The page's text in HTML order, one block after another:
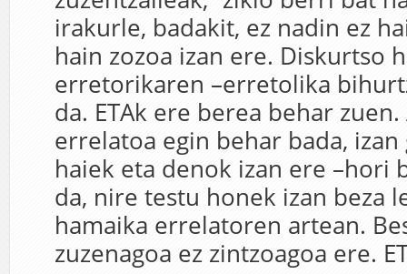
irakurle, badakit, ez nadin ez
hain zozoa izan ere. Diskurtso
erretorikaren –erretolika
da. ETAk ere berea behar
errelatoa egin behar bada, izan
haiek eta denok izan ere –hori
da, nire testu honek izan beza
hamaika errelatoren artean.
zuzenagoa ez zintzoagoa ere.